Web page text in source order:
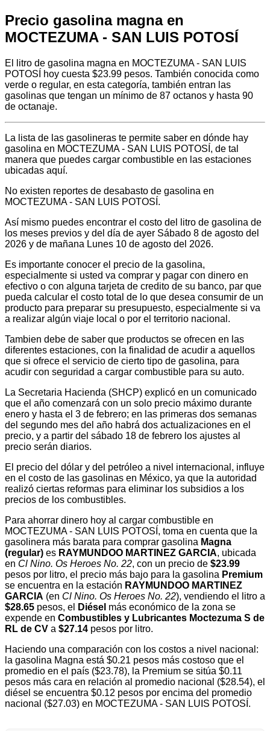
Precio gasolina magna en
MOCTEZUMA - SAN LUIS POTOSÍ
El litro de gasolina magna en MOCTEZUMA - SAN LUIS
POTOSÍ hoy cuesta $23.99 pesos. También conocida como
verde o regular, en esta categoría, también entran las
gasolinas que tengan un mínimo de 87 octanos y hasta 90
de octanaje.
La lista de las gasolineras te permite saber en dónde hay
gasolina en MOCTEZUMA - SAN LUIS POTOSÍ, de tal
manera que puedes cargar combustible en las estaciones
ubicadas aquí.
No existen reportes de desabasto de gasolina en
MOCTEZUMA - SAN LUIS POTOSÍ.
Así mismo puedes encontrar el costo del litro de gasolina de
los meses previos y del día de ayer Sábado 8 de agosto del
2026 y de mañana Lunes 10 de agosto del 2026.
Es importante conocer el precio de la gasolina,
especialmente si usted va comprar y pagar con dinero en
efectivo o con alguna tarjeta de credito de su banco, par que
pueda calcular el costo total de lo que desea consumir de un
producto para preparar su presupuesto, especialmente si va
a realizar algún viaje local o por el territorio nacional.
Tambien debe de saber que productos se ofrecen en las
diferentes estaciones, con la finalidad de acudir a aquellos
que si ofrece el servicio de cierto tipo de gasolina, para
acudir con seguridad a cargar combustible para su auto.
La Secretaria Hacienda (SHCP) explicó en un comunicado
que el año comenzará con un solo precio máximo durante
enero y hasta el 3 de febrero; en las primeras dos semanas
del segundo mes del año habrá dos actualizaciones en el
precio, y a partir del sábado 18 de febrero los ajustes al
precio serán diarios.
El precio del dólar y del petróleo a nivel internacional, influye
en el costo de las gasolinas en México, ya que la autoridad
realizó ciertas reformas para eliminar los subsidios a los
precios de los combustibles.
Para ahorrar dinero hoy al cargar combustible en
MOCTEZUMA - SAN LUIS POTOSÍ, toma en cuenta que la
gasolinera más barata para comprar gasolina Magna
(regular) es RAYMUNDOO MARTINEZ GARCIA, ubicada
en Cl Nino. Os Heroes No. 22, con un precio de $23.99
pesos por litro, el precio más bajo para la gasolina Premium
se encuentra en la estación RAYMUNDOO MARTINEZ
GARCIA (en Cl Nino. Os Heroes No. 22), vendiendo el litro a
$28.65 pesos, el Diésel más económico de la zona se
expende en Combustibles y Lubricantes Moctezuma S de
RL de CV a $27.14 pesos por litro.
Haciendo una comparación con los costos a nivel nacional:
la gasolina Magna está $0.21 pesos más costoso que el
promedio en el país ($23.78), la Premium se sitúa $0.11
pesos más cara en relación al promedio nacional ($28.54), el
diésel se encuentra $0.12 pesos por encima del promedio
nacional ($27.03) en MOCTEZUMA - SAN LUIS POTOSÍ.